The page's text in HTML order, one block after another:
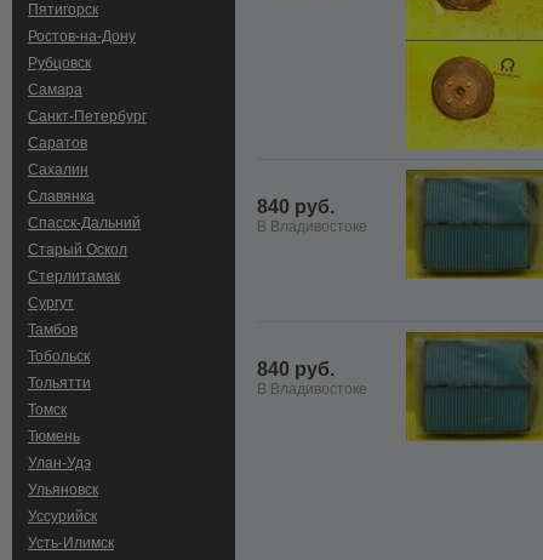
Пятигорск
Ростов-на-Дону
Рубцовск
Самара
Санкт-Петербург
Саратов
Сахалин
Славянка
Спасск-Дальний
Старый Оскол
Стерлитамак
Сургут
Тамбов
Тобольск
Тольятти
Томск
Тюмень
Улан-Удэ
Ульяновск
Уссурийск
Усть-Илимск
840 руб.
В Владивостоке
840 руб.
В Владивостоке